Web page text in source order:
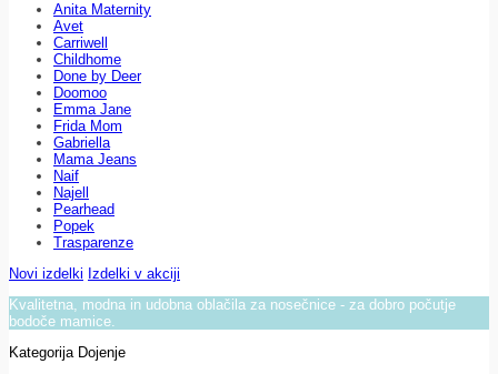
Anita Maternity
Avet
Carriwell
Childhome
Done by Deer
Doomoo
Emma Jane
Frida Mom
Gabriella
Mama Jeans
Naif
Najell
Pearhead
Popek
Trasparenze
Novi izdelki Izdelki v akciji
Kvalitetna, modna in udobna oblačila za nosečnice - za dobro počutje
bodoče mamice.
Kategorija Dojenje